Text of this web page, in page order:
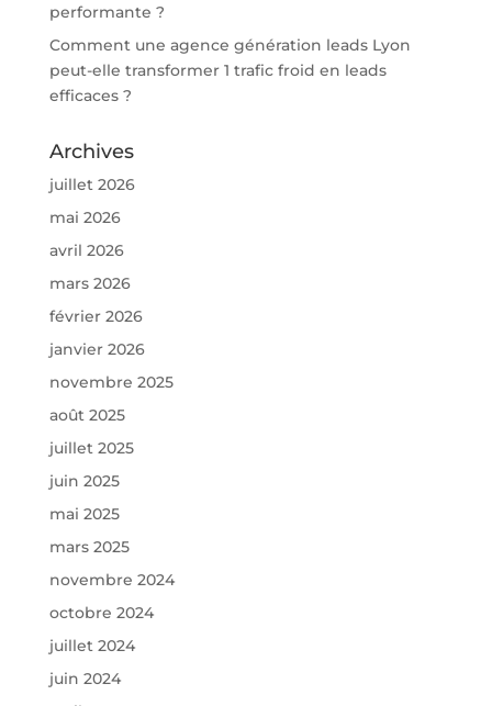
performante ?
Comment une agence génération leads Lyon
peut-elle transformer 1 trafic froid en leads
efficaces ?
Archives
juillet 2026
mai 2026
avril 2026
mars 2026
février 2026
janvier 2026
novembre 2025
août 2025
juillet 2025
juin 2025
mai 2025
mars 2025
novembre 2024
octobre 2024
juillet 2024
juin 2024